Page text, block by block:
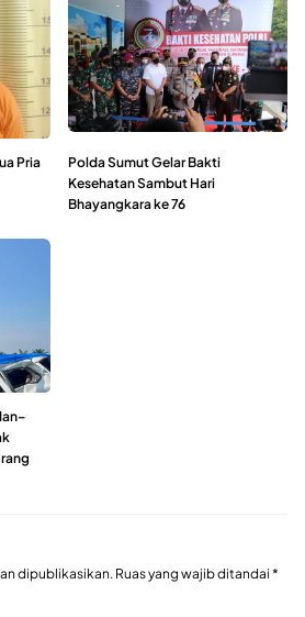
Pria
Polda Sumut Gelar Bakti
Kesehatan Sambut Hari
Bhayangkara ke 76
dipublikasikan. Ruas yang wajib ditandai *